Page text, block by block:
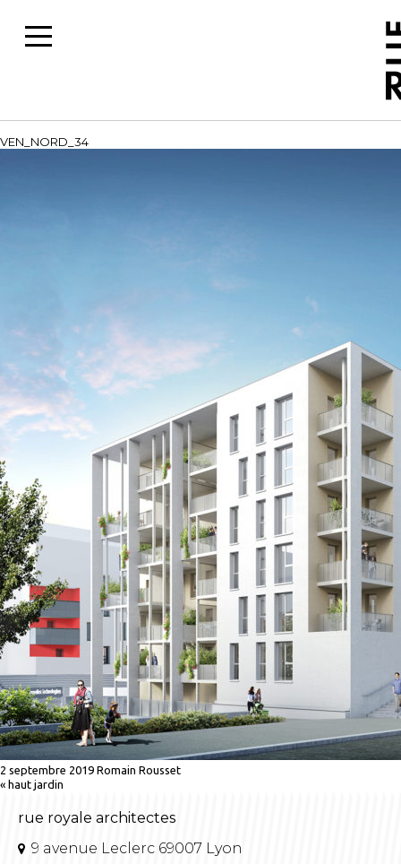
VEN_NORD_34
2 septembre 2019 Romain Rousset
« haut jardin
rue royale architectes
9 avenue Leclerc 69007 Lyon